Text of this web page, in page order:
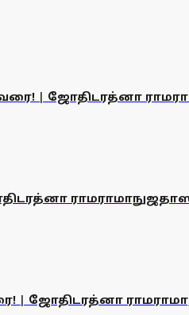
வரை! | ஜோதிடரத்னா
| ஜோதிடரத்னா